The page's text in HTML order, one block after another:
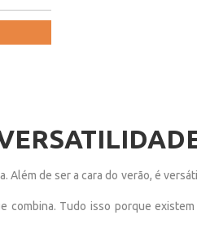
Além de ser a cara do verão, é
Tudo isso porque